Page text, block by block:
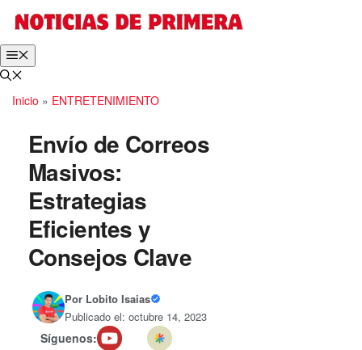
contenido
Inicio » ENTRETENIMIENTO
Envío de Correos
Masivos:
Estrategias
Eficientes y
Consejos Clave
Por Lobito Isaias
Publicado el: octubre 14, 2023
Síguenos: